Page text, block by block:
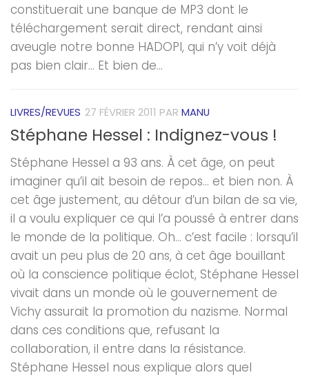
constituerait une banque de MP3 dont le
téléchargement serait direct, rendant ainsi
aveugle notre bonne HADOPI, qui n’y voit déjà
pas bien clair… Et bien de...
LIVRES/REVUES 27 FÉVRIER 2011 PAR MANU
Stéphane Hessel : Indignez-vous !
Stéphane Hessel a 93 ans. À cet âge, on peut
imaginer qu’il ait besoin de repos… et bien non. À
cet âge justement, au détour d’un bilan de sa vie,
il a voulu expliquer ce qui l’a poussé à entrer dans
le monde de la politique. Oh… c’est facile : lorsqu’il
avait un peu plus de 20 ans, à cet âge bouillant
où la conscience politique éclot, Stéphane Hessel
vivait dans un monde où le gouvernement de
Vichy assurait la promotion du nazisme. Normal
dans ces conditions que, refusant la
collaboration, il entre dans la résistance.
Stéphane Hessel nous explique alors quel